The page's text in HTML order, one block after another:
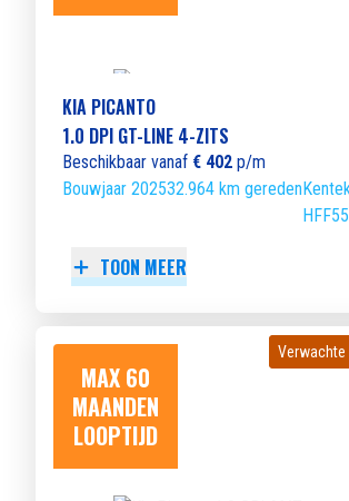
KIA PICANTO
1.0 DPI GT-LINE 4-ZITS
Beschikbaar vanaf € 402 p/m
Bouwjaar 202532.964 km gereden
TOON MEER
MAX 60
MAANDEN
LOOPTIJD
Verwachte
Verwachte